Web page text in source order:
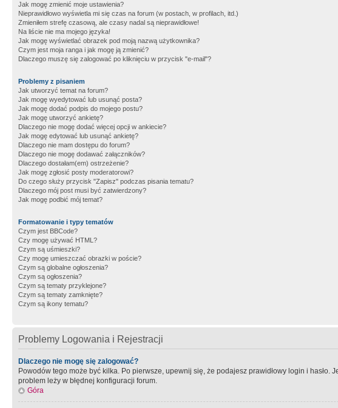
Jak mogę zmienić moje ustawienia?
Nieprawidłowo wyświetla mi się czas na forum (w postach, w profilach, itd.)
Zmieniłem strefę czasową, ale czasy nadal są nieprawidłowe!
Na liście nie ma mojego języka!
Jak mogę wyświetlać obrazek pod moją nazwą użytkownika?
Czym jest moja ranga i jak mogę ją zmienić?
Dlaczego muszę się zalogować po kliknięciu w przycisk "e-mail"?
Problemy z pisaniem
Jak utworzyć temat na forum?
Jak mogę wyedytować lub usunąć posta?
Jak mogę dodać podpis do mojego postu?
Jak mogę utworzyć ankietę?
Dlaczego nie mogę dodać więcej opcji w ankiecie?
Jak mogę edytować lub usunąć ankietę?
Dlaczego nie mam dostępu do forum?
Dlaczego nie mogę dodawać załączników?
Dlaczego dostałam(em) ostrzeżenie?
Jak mogę zgłosić posty moderatorowi?
Do czego służy przycisk "Zapisz" podczas pisania tematu?
Dlaczego mój post musi być zatwierdzony?
Jak mogę podbić mój temat?
Formatowanie i typy tematów
Czym jest BBCode?
Czy mogę używać HTML?
Czym są uśmieszki?
Czy mogę umieszczać obrazki w poście?
Czym są globalne ogłoszenia?
Czym są ogłoszenia?
Czym są tematy przyklejone?
Czym są tematy zamknięte?
Czym są ikony tematu?
Problemy Logowania i Rejestracji
Dlaczego nie mogę się zalogować?
Powodów tego może być kilka. Po pierwsze, upewnij się, że podajesz prawidłowy login i
problem leży w błędnej konfiguracji forum.
Góra